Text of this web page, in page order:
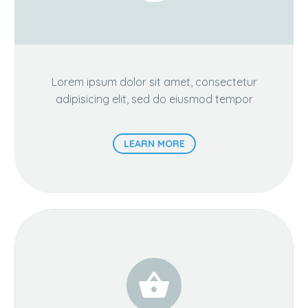
Lorem ipsum dolor sit amet, consectetur
adipisicing elit, sed do eiusmod tempor
LEARN MORE

